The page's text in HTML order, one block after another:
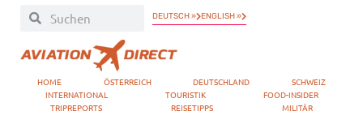
DEUTSCH » ENGLISH »
HOME ÖSTERREICH DEUTSCHLAND
SCHWEIZ
INTERNATIONAL
TOURISTIK
FOOD-INSIDER
TRIPREPORTS
REISETIPPS MILITÄR